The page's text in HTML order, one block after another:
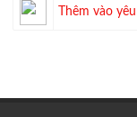
Thêm vào